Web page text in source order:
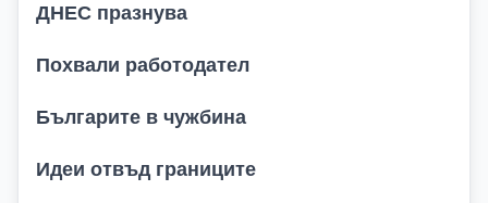
ДНЕС празнува
Похвали работодател
Българите в чужбина
Идеи отвъд границите